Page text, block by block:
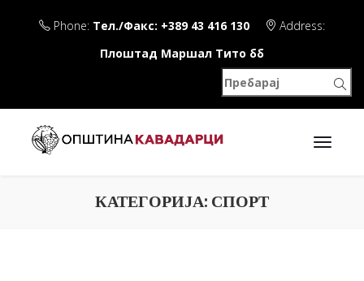
Phone: Тел./Факс: +389 43 416 130
Address:
Плоштад Маршал Тито бб
КАТЕГОРИЈА: СПОРТ